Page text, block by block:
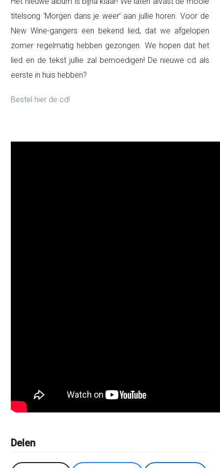
titelsong ‘Morgen dans je weer’ aan jullie horen. Voor de
New Wine-gangers een bekend lied, dat we afgelopen
zomer regelmatig hebben gezongen. We hopen dat het
lied en de tekst jullie zal bemoedigen! De nieuwe cd als
eerste in huis hebben?
Bestel hier de cd!
Delen